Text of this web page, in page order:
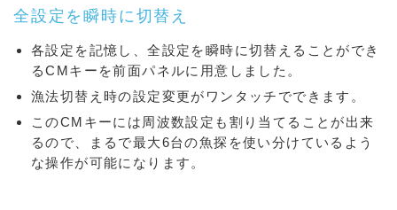
全設定を瞬時に切替え
各設定を記憶し、全設定を瞬時に切替えることができ
るCMキーを前面パネルに用意しました。
漁法切替え時の設定変更がワンタッチでできます。
このCMキーには周波数設定も割り当てることが出来
るので、まるで最大6台の魚探を使い分けているよう
な操作が可能になります。